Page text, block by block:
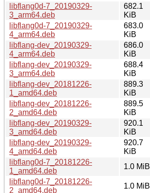
libflang0d-7_20190329-
3_arm64.deb
682.1
KiB
libflang0d-7_20190329-
4_arm64.deb
683.0
KiB
libflang-dev_20190329-
4_arm64.deb
686.0
KiB
libflang-dev_20190329-
3_arm64.deb
688.4
KiB
libflang-dev_20181226-
1_amd64.deb
889.3
KiB
libflang-dev_20181226-
2_amd64.deb
889.5
KiB
libflang-dev_20190329-
3_amd64.deb
920.1
KiB
libflang-dev_20190329-
4_amd64.deb
920.7
KiB
libflang0d-7_20181226-
1_amd64.deb
1.0 MiB
libflang0d-7_20181226-
2_amd64.deb
1.0 MiB